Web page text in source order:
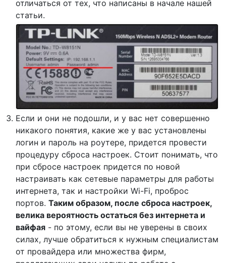
отличаться от тех, что написаны в начале нашей
статьи.
Если и они не подошли, и у вас нет совершенно
никакого понятия, какие же у вас установлены
логин и пароль на роутере, придется провести
процедуру сброса настроек. Стоит понимать, что
при сбросе настроек придется по новой
настраивать как сетевые параметры для работы
интернета, так и настройки Wi-Fi, проброс
портов. Таким образом, после сброса настроек,
велика вероятность остаться без интернета и
вайфая - по этому, если вы не уверены в своих
силах, лучше обратиться к нужным специалистам
от провайдера или множества фирм,